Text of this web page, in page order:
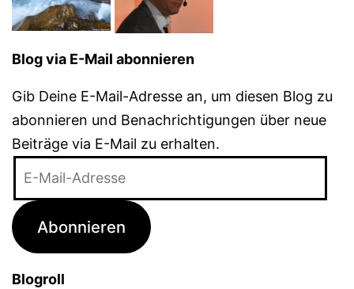
Blog via E-Mail abonnieren
Gib Deine E-Mail-Adresse an, um diesen Blog zu
abonnieren und Benachrichtigungen über neue
Beiträge via E-Mail zu erhalten.
Adresse
Abonnieren
Blogroll